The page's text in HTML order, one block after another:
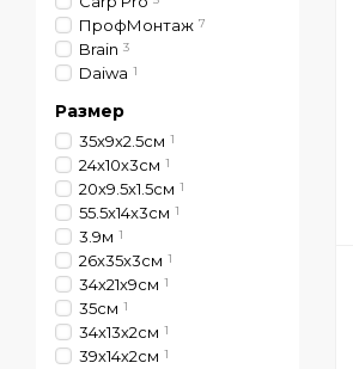
ПрофМонтаж 7
Brain 3
Daiwa 1
Размер
35x9x2.5см 1
24х10х3см 1
20x9.5x1.5см 1
55.5x14x3см 1
3.9м 1
26x35x3см 1
34х21х9см 1
35см 1
34х13х2см 1
39х14х2см 1